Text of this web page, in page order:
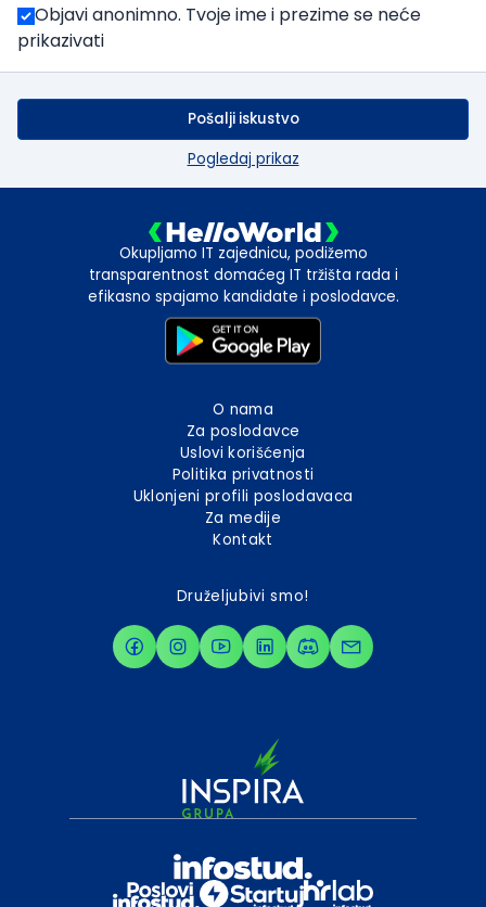
Objavi anonimno. Tvoje ime i prezime se neće
prikazivati
Pošalji iskustvo
Pogledaj prikaz
Okupljamo IT zajednicu, podižemo
transparentnost domaćeg IT tržišta rada i
efikasno spajamo kandidate i poslodavce.
O nama
Za poslodavce
Uslovi korišćenja
Politika privatnosti
Uklonjeni profili poslodavaca
Za medije
Kontakt
Druželjubivi smo!